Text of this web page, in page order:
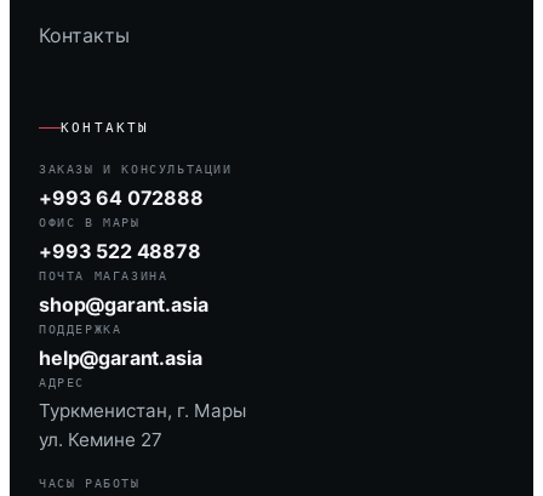
Контакты
КОНТАКТЫ
ЗАКАЗЫ И КОНСУЛЬТАЦИИ
+993 64 072888
ОФИС В МАРЫ
+993 522 48878
ПОЧТА МАГАЗИНА
shop@garant.asia
ПОДДЕРЖКА
help@garant.asia
АДРЕС
Туркменистан, г. Мары
ул. Кемине 27
ЧАСЫ РАБОТЫ